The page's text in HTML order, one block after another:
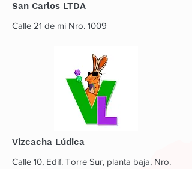
San Carlos LTDA
Calle 21 de mi Nro. 1009
Vizcacha Lúdica
Calle 10, Edif. Torre Sur, planta baja, Nro.